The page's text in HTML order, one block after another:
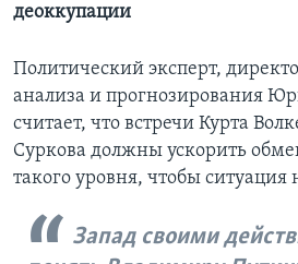
деоккупации
Политический эксперт,
анализа и прогнозирования
считает, что встречи Курта
Суркова должны ускорить
такого уровня, чтобы ситуация
Запад своими